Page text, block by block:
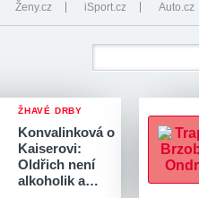
Ženy.cz iSport.cz Auto.cz
ŽHAVÉ DRBY
Konvalinková o
Kaiserovi:
Oldřich není
alkoholik a…